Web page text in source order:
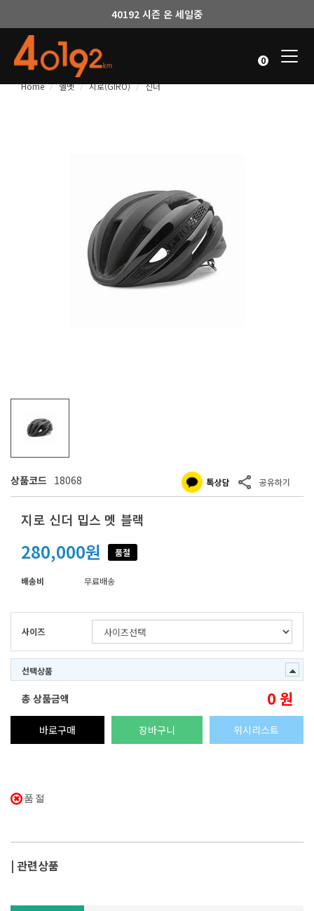
40192 시즌 온 세일중
0
Home 헬멧 지로(GIRO) 신더
상품코드 18068
지로 신더 밉스 멧 블랙
280,000원 품절
배송비 무료배송
사이즈
선택상품
총 상품금액 0 원
바로구매 장바구니 위시리스트
품절
| 관련상품